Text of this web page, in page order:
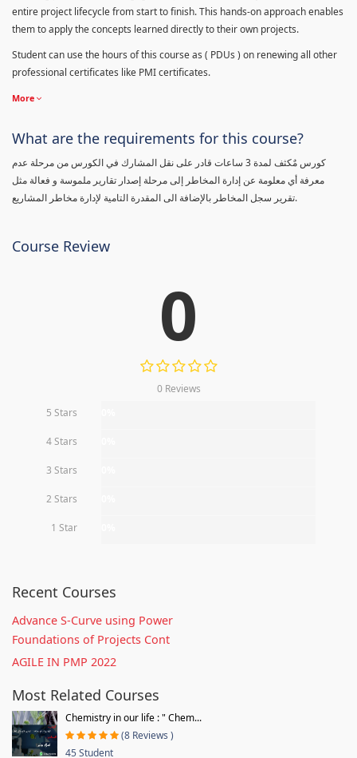
entire project lifecycle from start to finish. This hands-on approach enables
them to apply the concepts learned directly to their own projects.
Student can use the hours of this course as ( PDUs ) on renewing all other
professional certificates like PMI certificates.
More
What are the requirements for this course?
كورس مٌكثف لمدة 3 ساعات قادر على نقل المشارك في الكورس من مرحلة عدم
معرفة أي معلومة عن إدارة المخاطر إلى مرحلة إصدار تقارير ملموسة و فعالة مثل
تقرير سجل المخاطر بالإضافة الى المقدرة التامية لإدارة مخاطر المشاريع.
Course Review
0
0 Reviews
5 Stars
4 Stars
3 Stars
2 Stars
1 Star
Recent Courses
Advance S-Curve using Power
Foundations of Projects Cont
AGILE IN PMP 2022
Most Related Courses
Chemistry in our life : " Chem...
(8 Reviews )
45 Student